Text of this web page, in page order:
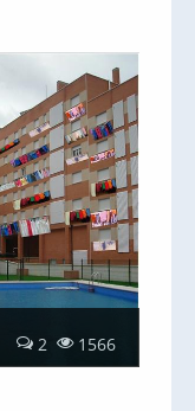
2 1566